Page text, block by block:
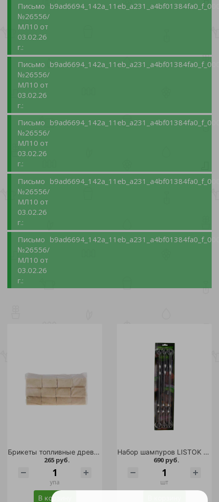
Письмо
№26556/
МЛ10 от
03.02.26
г.:
Письмо
№26556/
МЛ10 от
03.02.26
г.:
Письмо
№26556/
МЛ10 от
03.02.26
г.:
Письмо
№26556/
МЛ10 от
03.02.26
г.:
Письмо
№26556/
МЛ10 от
03.02.26
г.:
Брикеты топливные древесные 12шт /1/96
265 руб.
упа
В корзину
Набор шампуров LISTOK 6шт /24
690 руб.
шт